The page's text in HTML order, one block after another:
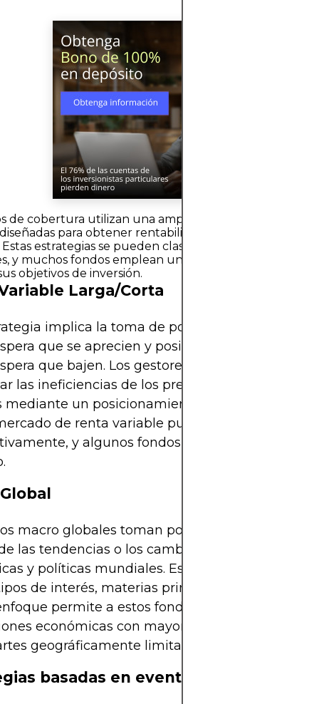
de cobertura utilizan una amplia variedad de
para obtener rentabilidad en diversas
estrategias se pueden clasificar en varias
y muchos fondos emplean una combinación de ellas
objetivos de inversión.
Larga/Corta
implica la toma de posiciones largas en
que se aprecien y posiciones cortas en
que bajen. Los gestores de fondos buscan
las ineficiencias de los precios y compensar las
mediante un posicionamiento cuidadoso. La
de renta variable puede variar
y algunos fondos mantienen la
macro globales toman posiciones a gran
las tendencias o los cambios en las
y políticas mundiales. Estas posiciones
de interés, materias primas o índices
permite a estos fondos navegar por las
económicas con mayor agilidad que sus
geográficamente limitadas.
basadas en eventos